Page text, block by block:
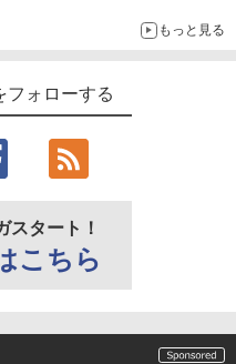
もっと見る
フォローする
スタート！
こちら